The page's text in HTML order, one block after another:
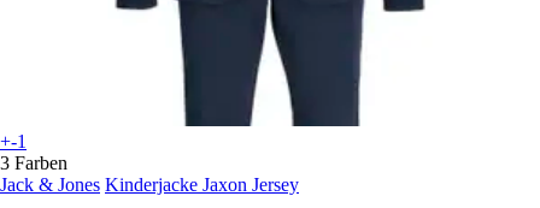
+-1
3 Farben
Jack & Jones Kinderjacke Jaxon Jersey